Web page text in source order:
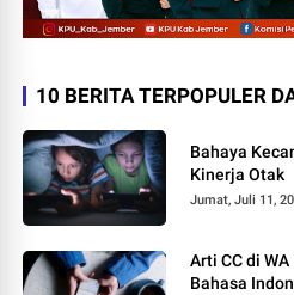
10 BERITA TERPOPULER
Bahaya
Kinerja Otak
Jumat, Juli 11,
Arti CC di
Bahasa